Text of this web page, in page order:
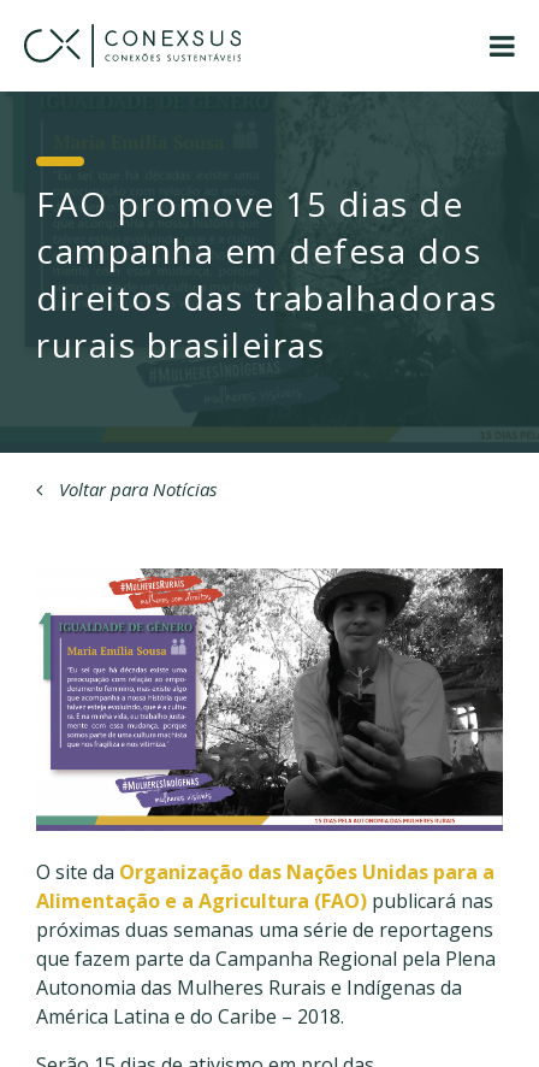
FAO promove 15 dias de
campanha em defesa dos
direitos das trabalhadoras
rurais brasileiras
Voltar para Notícias
O site da Organização das Nações Unidas para a
Alimentação e a Agricultura (FAO) publicará nas
próximas duas semanas uma série de reportagens
que fazem parte da Campanha Regional pela Plena
Autonomia das Mulheres Rurais e Indígenas da
América Latina e do Caribe – 2018.